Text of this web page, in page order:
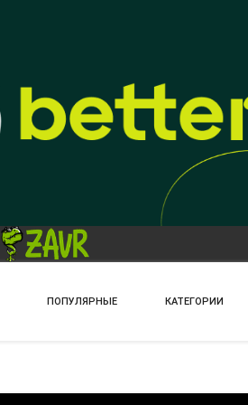
ПОПУЛЯРНЫЕ КАТЕГОРИИ